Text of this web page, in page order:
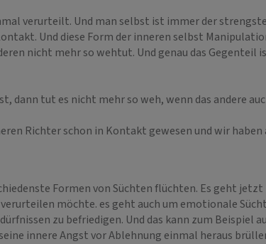
verurteilt. Und man selbst ist immer der
Und diese Form der inneren selbst
nicht mehr so wehtut. Und genau das Gegenteil
tut es nicht mehr so weh, wenn das andere
Richter schon in Kontakt gewesen und wir haben
Formen von Süchten flüchten. Es geht
möchte. es geht auch um emotionale
zu befriedigen. Und das kann zum Beispiel
innere Angst vor Ablehnung einmal heraus